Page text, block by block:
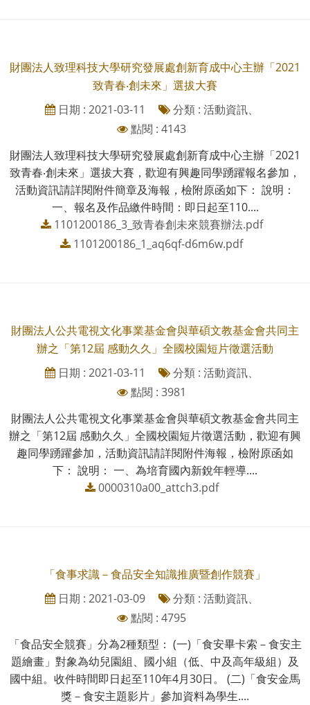
財團法人致理科技大學研究發展處創新育成中心主辦「2021
致青春‧創未來」選拔大賽
日期 : 2021-03-11
分類 : 活動資訊、
點閱 : 4143
財團法人致理科技大學研究發展處創新育成中心主辦「2021
致青春‧創未來」選拔大賽，歡迎有興趣同學踴躍報名參加，
活動資訊請詳閱附件簡章及海報，檢附原函如下： 說明：
一、報名及作品繳件時間：即日起至110....
1101200186_3_致青春創未來競賽辦法.pdf
1101200186_1_aq6qf-d6m6w.pdf
財團法人公共電視文化事業基金會與華碩文教基金會共同主
辦之「第12屆 感動久久」全國校園短片徵選活動
日期 : 2021-03-11
分類 : 活動資訊、
點閱 : 3981
財團法人公共電視文化事業基金會與華碩文教基金會共同主
辦之「第12屆 感動久久」全國校園短片徵選活動，歡迎有興
趣同學踴躍參加，活動資訊請詳閱附件海報，檢附原函如
下： 說明： 一、為培育國內新銳年輕導....
0000310a00_attch3.pdf
「食事求識－食品安全知識推廣暨創作競賽」
日期 : 2021-03-09
分類 : 活動資訊、
點閱 : 4795
「食品安全競賽」分為2種類型： (一)「食安畢卡索－食安主
題繪畫」對象為幼兒園組、國小組（低、中及高年級組）及
國中組。收件時間即日起至110年4月30日。 (二)「食安金馬
獎－食安主題影片」參加資料為學生....